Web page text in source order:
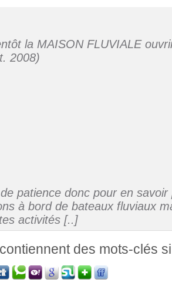
la MAISON FLUVIALE
2008)
patience donc pour en savoir
à bord de bateaux fluviaux
activités [..]
des mots-clés